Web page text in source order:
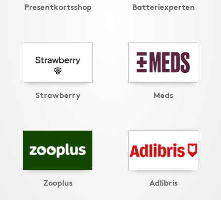
Presentkortsshop Batteriexperten
Strawberry Meds
Zooplus Adlibris